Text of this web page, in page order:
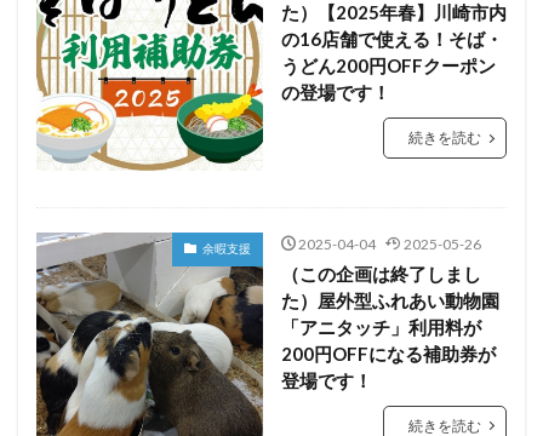
た）【2025年春】川崎市内
の16店舗で使える！そば・
うどん200円OFFクーポン
の登場です！
続きを読む
余暇支援 2025-04-04 2025-05-26
（この企画は終了しまし
た）屋外型ふれあい動物園
「アニタッチ」利用料が
200円OFFになる補助券が
登場です！
続きを読む